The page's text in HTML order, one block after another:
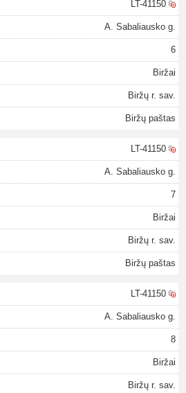
LT-41150
A. Sabaliausko g.
6
Biržai
Biržų r. sav.
Biržų paštas
LT-41150
A. Sabaliausko g.
7
Biržai
Biržų r. sav.
Biržų paštas
LT-41150
A. Sabaliausko g.
8
Biržai
Biržų r. sav.